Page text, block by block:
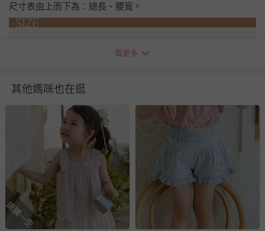
尺寸表由上而下為：總長、腰寬。
可能根據測量方式不同，存在1-3公分差異。
貼心小叮嚀
看更多
其他媽咪也在逛
搶購一空